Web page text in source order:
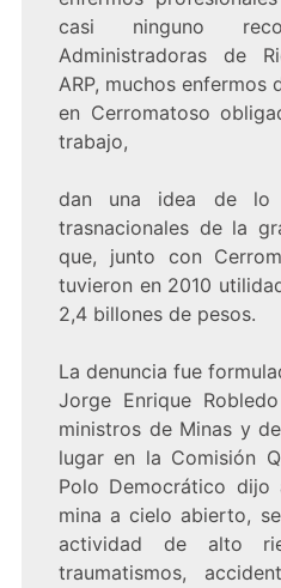
casi ninguno
Administradoras de
ARP, muchos
en Cerromatoso
trabajo,
dan una idea de lo
trasnacionales de la
que, junto con
tuvieron en 2010
2,4 billones de pesos.
La denuncia fue
Jorge Enrique
ministros de Minas y
lugar en la Comisión
Polo Democrático dijo
mina a cielo abierto,
actividad de alto
traumatismos,